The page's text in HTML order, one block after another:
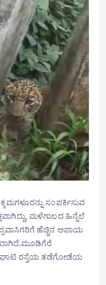
ಸಂಪರ್ಕಿಸುವ
ಮಳೆಗಾಲದ ಹಿನ್ನೆಲೆ
ಹೆಚ್ಚಿನ ಅಪಾಯ
ಘಾಟಿ ರಸ್ತೆಯ ತಡೆಗೋಡೆಯ